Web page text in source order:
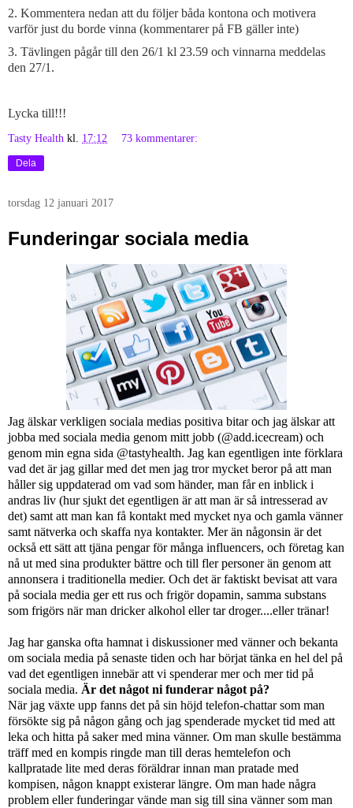
2. Kommentera nedan att du följer båda kontona och motivera
varför just du borde vinna (kommentarer på FB gäller inte)
3. Tävlingen pågår till den 26/1 kl 23.59 och vinnarna meddelas
den 27/1.
Lycka till!!!
Tasty Health kl. 17:12 73 kommentarer:
Dela
torsdag 12 januari 2017
Funderingar sociala media
Jag älskar verkligen sociala medias positiva bitar och jag älskar att
jobba med sociala media genom mitt jobb (@add.icecream) och
genom min egna sida @tastyhealth. Jag kan egentligen inte förklara
vad det är jag gillar med det men jag tror mycket beror på att man
håller sig uppdaterad om vad som händer, man får en inblick i
andras liv (hur sjukt det egentligen är att man är så intresserad av
det) samt att man kan få kontakt med mycket nya och gamla vänner
samt nätverka och skaffa nya kontakter. Mer än någonsin är det
också ett sätt att tjäna pengar för många influencers, och företag kan
nå ut med sina produkter bättre och till fler personer än genom att
annonsera i traditionella medier. Och det är faktiskt bevisat att vara
på sociala media ger ett rus och frigör dopamin, samma substans
som frigörs när man dricker alkohol eller tar droger....eller tränar!
Jag har ganska ofta hamnat i diskussioner med vänner och bekanta
om sociala media på senaste tiden och har börjat tänka en hel del på
vad det egentligen innebär att vi spenderar mer och mer tid på
sociala media. Är det något ni funderar något på?
När jag växte upp fanns det på sin höjd telefon-chattar som man
försökte sig på någon gång och jag spenderade mycket tid med att
leka och hitta på saker med mina vänner. Om man skulle bestämma
träff med en kompis ringde man till deras hemtelefon och
kallpratade lite med deras föräldrar innan man pratade med
kompisen, någon knappt existerar längre. Om man hade några
problem eller funderingar vände man sig till sina vänner som man